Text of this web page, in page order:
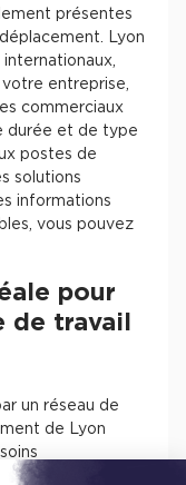
présentes
Lyon
votre entreprise,
commerciaux
durée et de type
postes de
solutions
informations
vous pouvez
pour
de travail
un réseau de
de Lyon
travail. Avec